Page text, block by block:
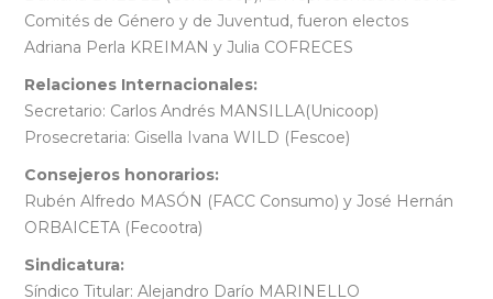
Comités de Género y de Juventud, fueron electos
Adriana Perla KREIMAN y Julia COFRECES
Relaciones Internacionales:
Secretario: Carlos Andrés MANSILLA(Unicoop)
Prosecretaria: Gisella Ivana WILD (Fescoe)
Consejeros honorarios:
Rubén Alfredo MASÓN (FACC Consumo) y José Hernán
ORBAICETA (Fecootra)
Sindicatura:
Síndico Titular: Alejandro Darío MARINELLO